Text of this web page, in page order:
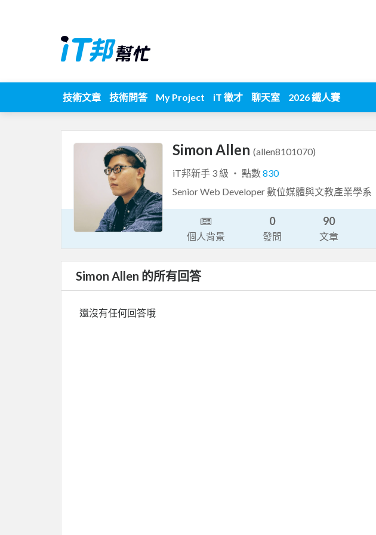
技術文章 技術問答 My Project iT 徵才 聊天室 2026 鐵人賽
Simon Allen (allen8101070)
iT邦新手 3 級 ‧ 點數830
Senior Web Developer 數位媒體與文教產業學系
個人背景
0
發問
90
文章
Simon Allen 的所有回答
還沒有任何回答哦